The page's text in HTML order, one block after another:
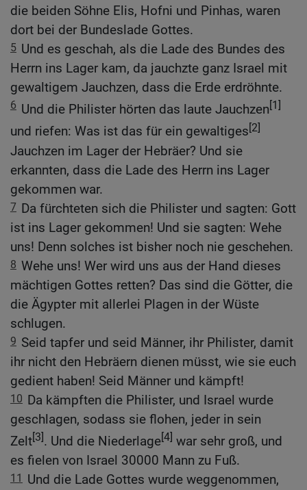
die beiden Söhne Elis, Hofni und Pinhas, waren
dort bei der Bundeslade Gottes.
5 Und es geschah, als die Lade des Bundes des
Herrn ins Lager kam, da jauchzte ganz Israel mit
gewaltigem Jauchzen, dass die Erde erdröhnte.
6 Und die Philister hörten das laute Jauchzen[1]
und riefen: Was ist das für ein gewaltiges[2]
Jauchzen im Lager der Hebräer? Und sie
erkannten, dass die Lade des Herrn ins Lager
gekommen war.
7 Da fürchteten sich die Philister und sagten: Gott
ist ins Lager gekommen! Und sie sagten: Wehe
uns! Denn solches ist bisher noch nie geschehen.
8 Wehe uns! Wer wird uns aus der Hand dieses
mächtigen Gottes retten? Das sind die Götter, die
die Ägypter mit allerlei Plagen in der Wüste
schlugen.
9 Seid tapfer und seid Männer, ihr Philister, damit
ihr nicht den Hebräern dienen müsst, wie sie euch
gedient haben! Seid Männer und kämpft!
10 Da kämpften die Philister, und Israel wurde
geschlagen, sodass sie flohen, jeder in sein
Zelt[3]. Und die Niederlage[4] war sehr groß, und
es fielen von Israel 30000 Mann zu Fuß.
11 Und die Lade Gottes wurde weggenommen,